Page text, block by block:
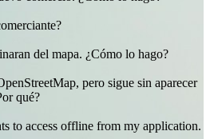
del mapa. ¿Cómo lo hago?
pero sigue sin aparecer
qué?
to access offline from my application.